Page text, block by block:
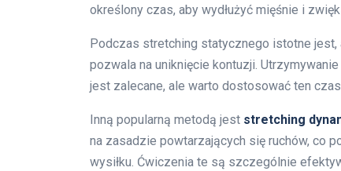
określony czas, aby wydłużyć mięśnie i
Podczas stretching statycznego istotne jest,
pozwala na uniknięcie kontuzji.
jest zalecane, ale warto dostosować ten
Inną popularną metodą jest stretching
na zasadzie powtarzających się ruchów, co
wysiłku. Ćwiczenia te są szczególnie